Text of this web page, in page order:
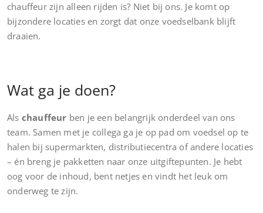
chauffeur zijn alleen rijden is? Niet bij ons. Je komt op
bijzondere locaties en zorgt dat onze voedselbank blijft
draaien.
Wat ga je doen?
Als chauffeur ben je een belangrijk onderdeel van ons
team. Samen met je collega ga je op pad om voedsel op te
halen bij supermarkten, distributiecentra of andere locaties
– én breng je pakketten naar onze uitgiftepunten. Je hebt
oog voor de inhoud, bent netjes en vindt het leuk om
onderweg te zijn.